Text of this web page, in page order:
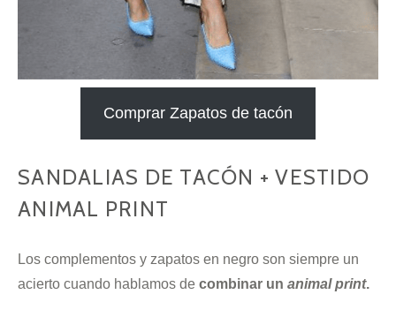
Comprar Zapatos de tacón
SANDALIAS DE TACÓN + VESTIDO
ANIMAL PRINT
Los complementos y zapatos en negro son siempre un
acierto cuando hablamos de combinar un animal print.